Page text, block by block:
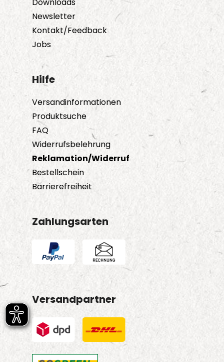
Downloads
Newsletter
Kontakt/Feedback
Jobs
Hilfe
Versandinformationen
Produktsuche
FAQ
Widerrufsbelehrung
Reklamation/Widerruf
Bestellschein
Barrierefreiheit
Zahlungsarten
Versandpartner